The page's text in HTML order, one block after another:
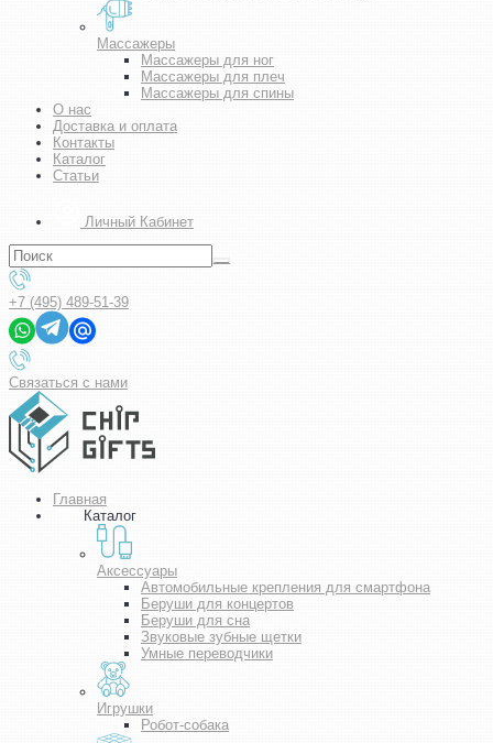
Массажеры
Массажеры для ног
Массажеры для плеч
Массажеры для спины
О нас
Доставка и оплата
Контакты
Каталог
Статьи
Личный Кабинет
+7 (495) 489-51-39
Связаться с нами
Главная
Каталог
Аксессуары
Автомобильные крепления для смартфона
Беруши для концертов
Беруши для сна
Звуковые зубные щетки
Умные переводчики
Игрушки
Робот-собака